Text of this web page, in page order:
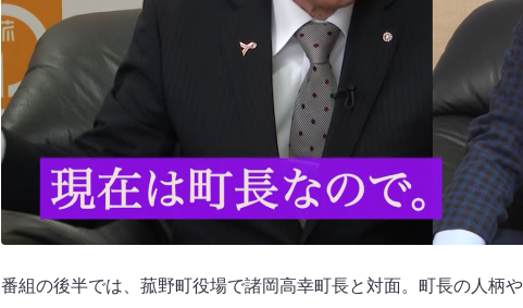
番組の後半では、菰野町役場で諸岡高幸町長と対面。町長の人柄